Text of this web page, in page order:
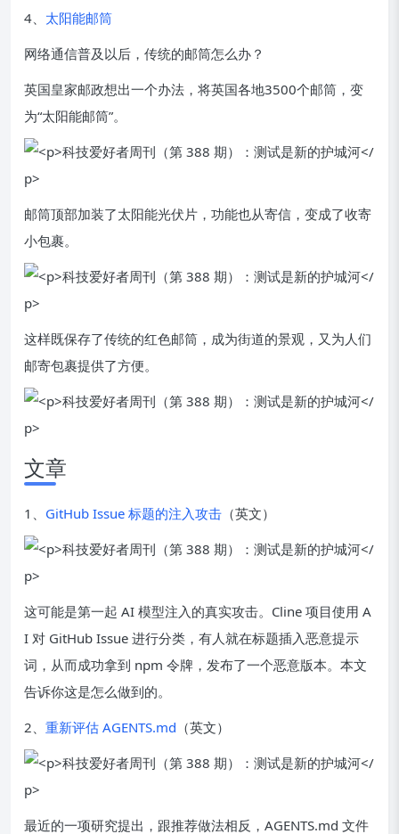
4、 太阳能邮筒
网络通信普及以后，传统的邮筒怎么办？
英国皇家邮政想出一个办法，将英国各地3500个邮筒，变
为“太阳能邮筒”。
邮筒顶部加装了太阳能光伏片，功能也从寄信，变成了收寄
小包裹。
这样既保存了传统的红色邮筒，成为街道的景观，又为人们
邮寄包裹提供了方便。
文章
1、 GitHub Issue 标题的注入攻击 （英文）
这可能是第一起 AI 模型注入的真实攻击。Cline 项目使用 A
I 对 GitHub Issue 进行分类，有人就在标题插入恶意提示
词，从而成功拿到 npm 令牌，发布了一个恶意版本。本文
告诉你这是怎么做到的。
2、 重新评估 AGENTS.md （英文）
最近的一项研究提出，跟推荐做法相反，AGENTS.md 文件